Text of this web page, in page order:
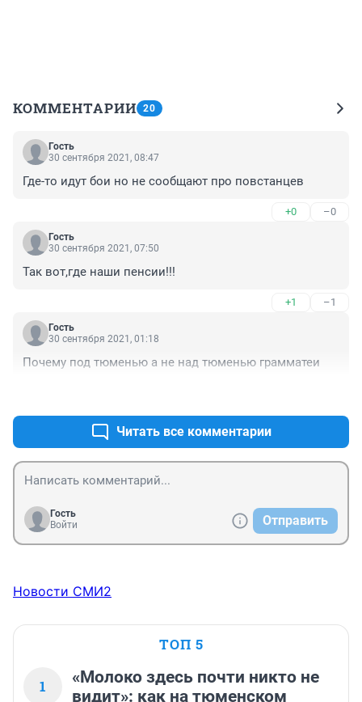
КОММЕНТАРИИ 20
Гость
30 сентября 2021, 08:47
Где-то идут бои но не сообщают про повстанцев
+0 –0
Гость
30 сентября 2021, 07:50
Так вот,где наши пенсии!!!
+1 –1
Гость
30 сентября 2021, 01:18
Почему под тюменью а не над тюменью грамматеи
Читать все комментарии
Гость
Войти
Отправить
Новости СМИ2
ТОП 5
1
«Молоко здесь почти никто не
видит»: как на тюменском